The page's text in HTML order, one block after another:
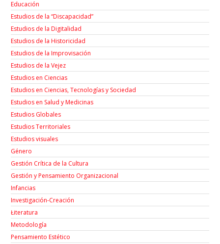
Educación
Estudios de la “Discapacidad”
Estudios de la Digitalidad
Estudios de la Historicidad
Estudios de la Improvisación
Estudios de la Vejez
Estudios en Ciencias
Estudios en Ciencias, Tecnologías y Sociedad
Estudios en Salud y Medicinas
Estudios Globales
Estudios Territoriales
Estudios visuales
Género
Gestión Crítica de la Cultura
Gestión y Pensamiento Organizacional
Infancias
Investigación-Creación
Łiteratura
Metodología
Pensamiento Estético